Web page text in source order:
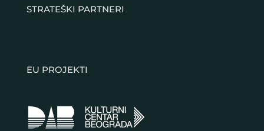
STRATEŠKI PARTNERI
EU PROJEKTI